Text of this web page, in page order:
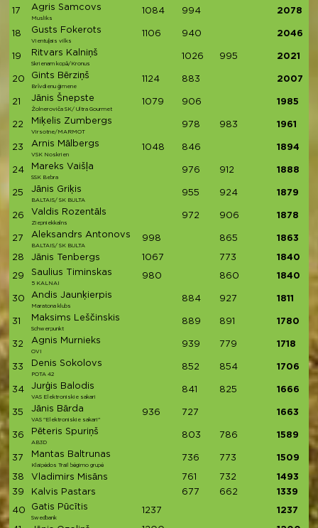
17 Agris Samcovs
Musliks
1084 994 2078
18 Gusts Fokerots
Vientuļais vilks
1106 940 2046
19 Ritvars Kalniņš
Skrienam kopā/Kronus
1026 995 2021
20 Gints Bērziņš
Brīvdienu ģimene
1124 883 2007
21 Jānis Šnepste
Žolneroviča SK/ Ultra Gourmet
1079 906 1985
22 Miķelis Zumbergs
Virsotne/MARMOT
978 983 1961
23 Arnis Mālbergs
VSK Noskrien
1048 846 1894
24 Mareks Vaišļa
SSK Bebra
976 912 1888
25 Jānis Griķis
BALTAIS/ SK BULTA
955 924 1879
26 Valdis Rozentāls
Ziepniekkalns
972 906 1878
27 Aleksandrs Antonovs
BALTAIS/ SK BULTA
998 865 1863
28 Jānis Tenbergs 1067 773 1840
29 Saulius Timinskas
5 KALNAI
980 860 1840
30 Andis Jaunķierpis
Maratona klubs
884 927 1811
31 Maksims Leščinskis
Schwerpunkt
889 891 1780
32 Agnis Murnieks
OVI
939 779 1718
33 Denis Sokolovs
POTA 42
852 854 1706
34 Jurģis Balodis
VAS Elektroniskie sakari
841 825 1666
35 Jānis Bārda
VAS "Elektroniskie sakari"
936 727 1663
36 Pēteris Spuriņš
AB3D
803 786 1589
37 Mantas Baltrunas
Klaipėdos Trail bėgimo grupė
736 773 1509
38 Vladimirs Misāns 761 732
1493
39
Kalvis Pastars 677 662 1339
40 Gatis Pūcītis
Swedbank
1237 1237